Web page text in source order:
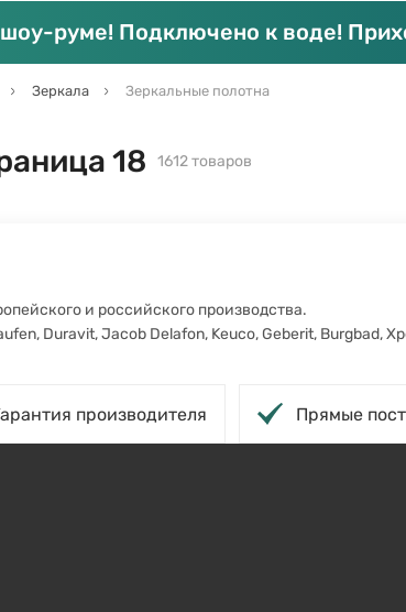
руме! Подключено к воде!
Зеркала Зеркальные полотна
18 1612 товаров
и российского производства.
Duravit, Jacob Delafon, Keuco, Geberit, Burgbad,
производителя Прямые